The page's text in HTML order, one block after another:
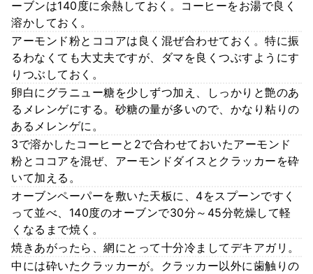
ーブンは140度に余熱しておく。コーヒーをお湯で良く
溶かしておく。
アーモンド粉とココアは良く混ぜ合わせておく。特に振
るわなくても大丈夫ですが、ダマを良くつぶすようにす
りつぶしておく。
卵白にグラニュー糖を少しずつ加え、しっかりと艶のあ
るメレンゲにする。砂糖の量が多いので、かなり粘りの
あるメレンゲに。
3で溶かしたコーヒーと2で合わせておいたアーモンド
粉とココアを混ぜ、アーモンドダイスとクラッカーを砕
いて加える。
オーブンペーパーを敷いた天板に、4をスプーンですく
って並べ、140度のオーブンで30分～45分乾燥して軽
くなるまで焼く。
焼きあがったら、網にとって十分冷ましてデキアガリ。
中には砕いたクラッカーが。クラッカー以外に歯触りの